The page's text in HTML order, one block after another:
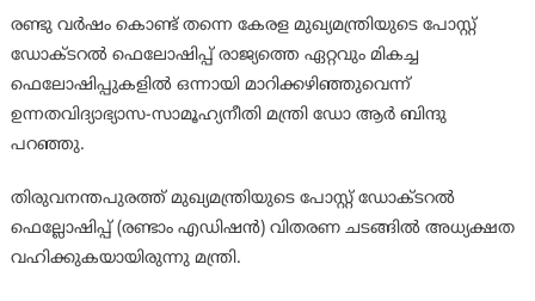
രണ്ടു വർഷം കൊണ്ട് തന്നെ കേരള മുഖ്യമന്ത്രിയുടെ പോസ്റ്റ്
ഡോക്ടറൽ ഫെലോഷിപ്പ്‌ രാജ്യത്തെ ഏറ്റവും മികച്ച
ഫെലോഷിപ്പുകളിൽ ഒന്നായി മാറിക്കഴിഞ്ഞുവെന്ന്
ഉന്നതവിദ്യാഭ്യാസ-സാമൂഹ്യനീതി മന്ത്രി ഡോ ആർ ബിന്ദു
പറഞ്ഞു.
തിരുവനന്തപുരത്ത് മുഖ്യമന്ത്രിയുടെ പോസ്റ്റ് ഡോക്ടറൽ
ഫെല്ലോഷിപ്പ് (രണ്ടാം എഡിഷൻ) വിതരണ ചടങ്ങിൽ അധ്യക്ഷത
വഹിക്കുകയായിരുന്നു മന്ത്രി.